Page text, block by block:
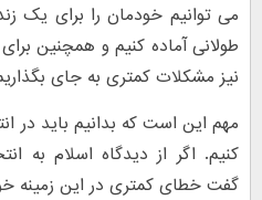
می توانیم خودمان را برای یک
طولانی آماده کنیم و همچنین
نیز مشکلات کمتری به جای
مهم این است که بدانیم باید در
کنیم. اگر از دیدگاه اسلام به
گفت خطای کمتری در این زمینه